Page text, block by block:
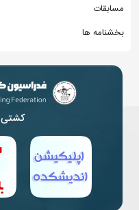
مسابقات
بخشنامه ها
کشتی